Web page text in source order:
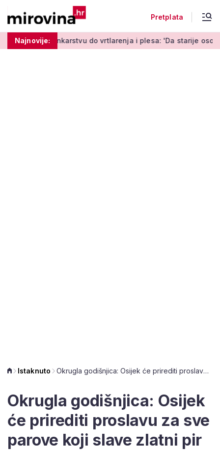
Pretplata
Najnovije:
do vrtlarenja i plesa: 'Da starije osobe ne ostavimo
Istaknuto Okrugla godišnjica: Osijek će prirediti proslavu za sve parove koji slave zlatni pir
Okrugla godišnjica: Osijek
će prirediti proslavu za sve
parove koji slave zlatni pir